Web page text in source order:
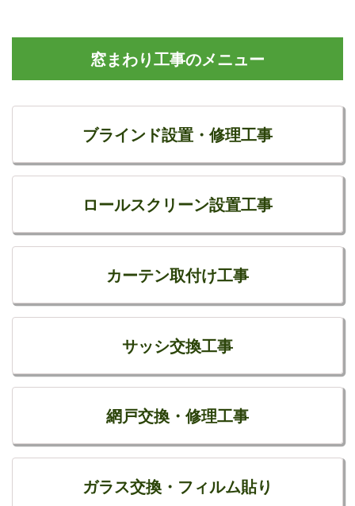
窓まわり工事のメニュー
ブラインド設置・修理工事
ロールスクリーン設置工事
カーテン取付け工事
サッシ交換工事
網戸交換・修理工事
ガラス交換・フィルム貼り